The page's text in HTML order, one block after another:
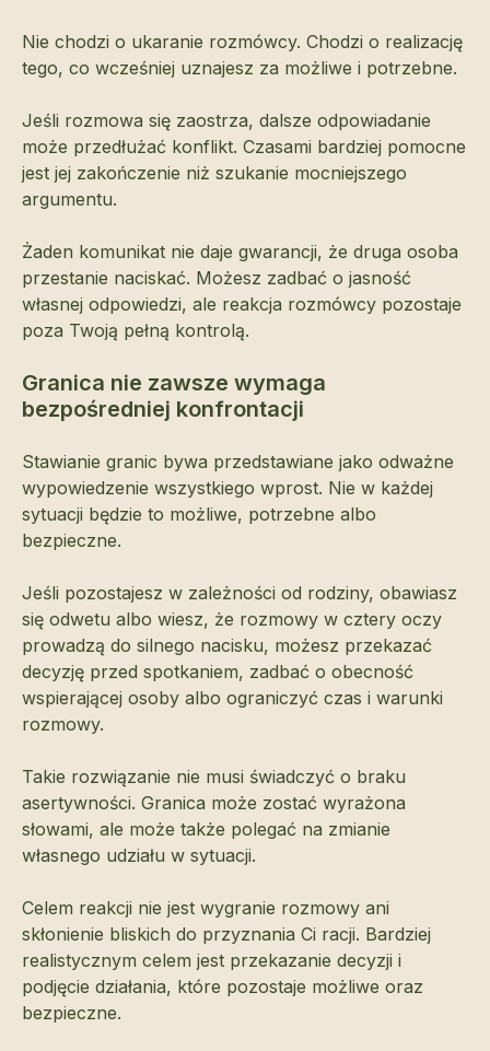
Nie chodzi o ukaranie rozmówcy. Chodzi o realizację
tego, co wcześniej uznajesz za możliwe i potrzebne.
Jeśli rozmowa się zaostrza, dalsze odpowiadanie
może przedłużać konflikt. Czasami bardziej pomocne
jest jej zakończenie niż szukanie mocniejszego
argumentu.
Żaden komunikat nie daje gwarancji, że druga osoba
przestanie naciskać. Możesz zadbać o jasność
własnej odpowiedzi, ale reakcja rozmówcy pozostaje
poza Twoją pełną kontrolą.
Granica nie zawsze wymaga
bezpośredniej konfrontacji
Stawianie granic bywa przedstawiane jako odważne
wypowiedzenie wszystkiego wprost. Nie w każdej
sytuacji będzie to możliwe, potrzebne albo
bezpieczne.
Jeśli pozostajesz w zależności od rodziny, obawiasz
się odwetu albo wiesz, że rozmowy w cztery oczy
prowadzą do silnego nacisku, możesz przekazać
decyzję przed spotkaniem, zadbać o obecność
wspierającej osoby albo ograniczyć czas i warunki
rozmowy.
Takie rozwiązanie nie musi świadczyć o braku
asertywności. Granica może zostać wyrażona
słowami, ale może także polegać na zmianie
własnego udziału w sytuacji.
Celem reakcji nie jest wygranie rozmowy ani
skłonienie bliskich do przyznania Ci racji. Bardziej
realistycznym celem jest przekazanie decyzji i
podjęcie działania, które pozostaje możliwe oraz
bezpieczne.